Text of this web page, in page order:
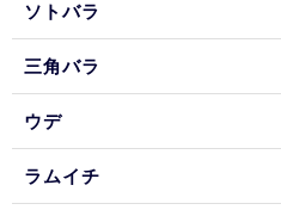
ソトバラ
三角バラ
ウデ
ラムイチ